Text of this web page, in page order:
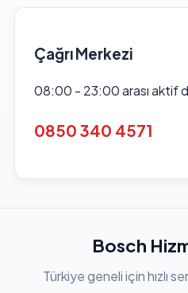
Çağrı Merkezi
08:00 - 23:00 arası aktif
0850 340 4571
Bosch
Türkiye geneli için hızlı